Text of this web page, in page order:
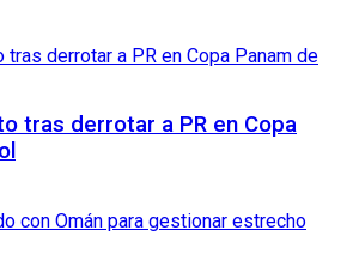
tras derrotar a PR en Copa